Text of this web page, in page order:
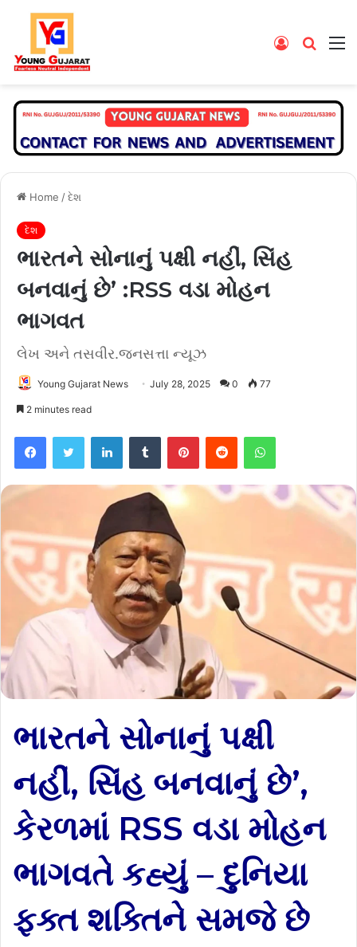
Search
Log
Home /દેશ
દેશ
ભારતને સોનાનું પક્ષી નહીં, સિંહ
બનવાનું છે’ :RSS વડા મોહન
ભાગવત
લેખ અને તસવીર.જનસત્તા ન્યૂઝ
Young Gujarat News July 28, 2025 0 77
2 minutes read
FacebookTwitter LinkedInTumblr PinterestReddit WhatsApp
ભારતને સોનાનું પક્ષી
નહીં, સિંહ બનવાનું છે’,
કેરળમાં RSS વડા મોહન
ભાગવતે કહ્યું – દુનિયા
ફક્ત શક્તિને સમજે છે